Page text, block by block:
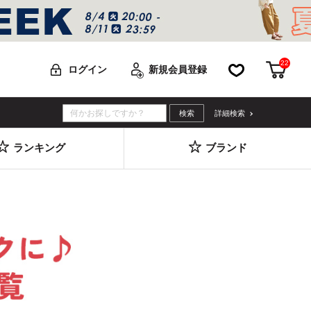
ログイン 新規会員登録 お気に入りカート
22
詳細検索
ランキング ブランド